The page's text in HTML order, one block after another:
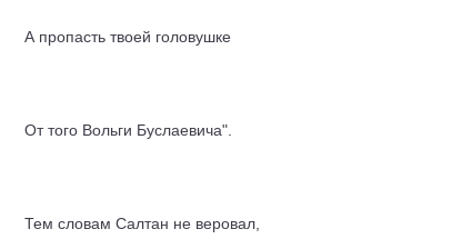
А пропасть твоей головушке
От того Вольги Буслаевича".
Тем словам Салтан не веровал,